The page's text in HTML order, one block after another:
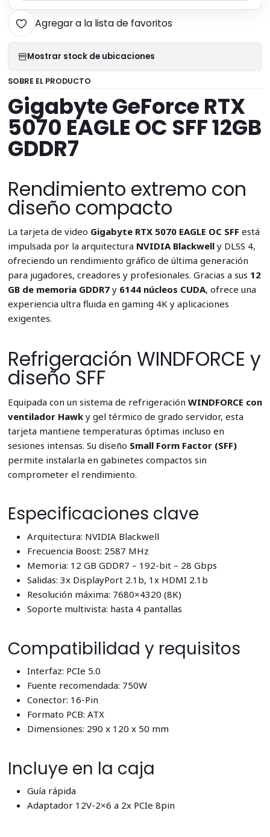
Agregar a la lista de favoritos
Mostrar stock de ubicaciones
SOBRE EL PRODUCTO
Gigabyte GeForce RTX
5070 EAGLE OC SFF 12GB
GDDR7
Rendimiento extremo con
diseño compacto
La tarjeta de video Gigabyte RTX 5070 EAGLE OC SFF está
impulsada por la arquitectura NVIDIA Blackwelly DLSS 4,
ofreciendo un rendimiento gráfico de última generación
para jugadores, creadores y profesionales. Gracias a sus 12
GB de memoria GDDR7y 6144 núcleos CUDA, ofrece una
experiencia ultra fluida en gaming 4K y aplicaciones
exigentes.
Refrigeración WINDFORCE y
diseño SFF
Equipada con un sistema de refrigeración WINDFORCE con
ventilador Hawky gel térmico de grado servidor, esta
tarjeta mantiene temperaturas óptimas incluso en
sesiones intensas. Su diseño Small Form Factor (SFF)
permite instalarla en gabinetes compactos sin
comprometer el rendimiento.
Especificaciones clave
Arquitectura: NVIDIA Blackwell
Frecuencia Boost: 2587 MHz
Memoria: 12 GB GDDR7 – 192-bit – 28 Gbps
Salidas: 3x DisplayPort 2.1b, 1x HDMI 2.1b
Resolución máxima: 7680×4320 (8K)
Soporte multivista: hasta 4 pantallas
Compatibilidad y requisitos
Interfaz: PCIe 5.0
Fuente recomendada: 750W
Conector: 16-Pin
Formato PCB: ATX
Dimensiones: 290 x 120 x 50 mm
Incluye en la caja
Guía rápida
Adaptador 12V-2×6 a 2x PCIe 8pin